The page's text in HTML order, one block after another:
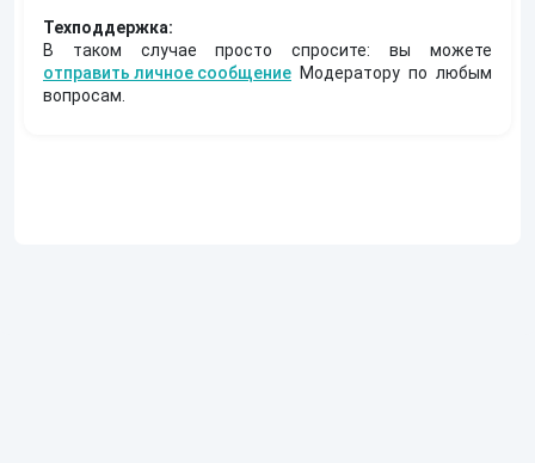
Техподдержка:
В таком случае просто спросите: вы можете
отправить личное сообщение Модератору по любым
вопросам.